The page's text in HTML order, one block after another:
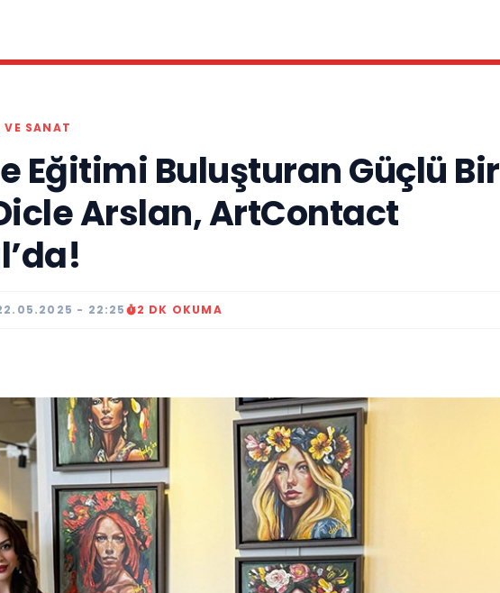
VE SANAT
Eğitimi Buluşturan Güçlü Bir
Arslan, ArtContact
- 22:25 2 DK OKUMA